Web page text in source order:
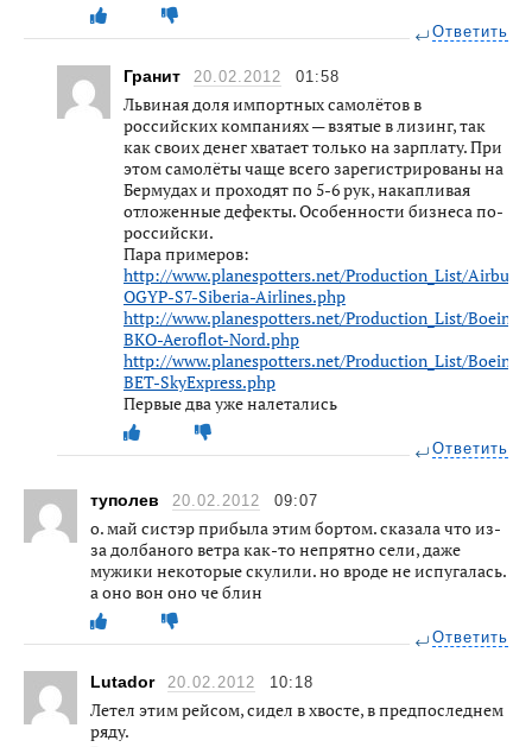
Ответить
Гранит 20.02.2012 01:58
Львиная доля импортных самолётов в
российских компаниях — взятые в лизинг, так
как своих денег хватает только на зарплату. При
этом самолёты чаще всего зарегистрированы на
Бермудах и проходят по 5-6 рук, накапливая
отложенные дефекты. Особенности бизнеса по-
российски.
Пара примеров:
http://www.planespotters.net/Production_List/Airbus/
OGYP-S7-Siberia-Airlines.php
http://www.planespotters.net/Production_List/Boeing/
BKO-Aeroflot-Nord.php
http://www.planespotters.net/Production_List/Boeing/
BET-SkyExpress.php
Первые два уже налетались
Ответить
туполев 20.02.2012 09:07
о. май систэр прибыла этим бортом. сказала что из-
за долбаного ветра как-то непрятно сели, даже
мужики некоторые скулили. но вроде не испугалась.
а оно вон оно че блин
Ответить
Lutador 20.02.2012 10:18
Летел этим рейсом, сидел в хвосте, в предпоследнем
ряду.